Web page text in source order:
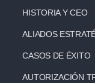
HISTORIA Y CEO
ALIADOS
CASOS DE ÉXITO
AUTORIZACIÓN